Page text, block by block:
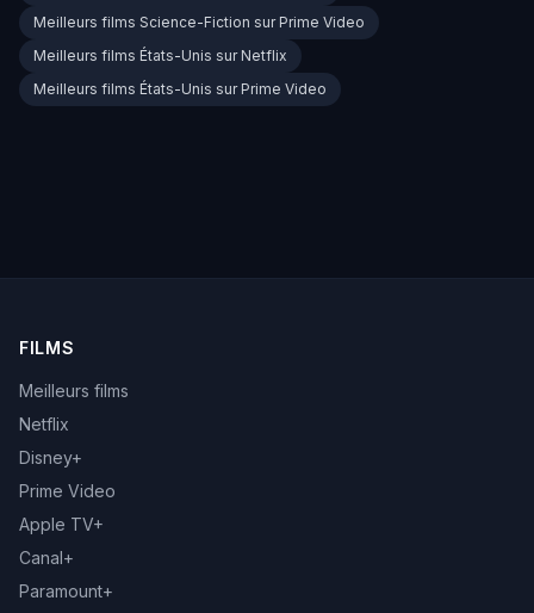
Meilleurs films Science-Fiction sur Prime Video
Meilleurs films États-Unis sur Netflix
Meilleurs films États-Unis sur Prime Video
FILMS
Meilleurs films
Netflix
Disney+
Prime Video
Apple TV+
Canal+
Paramount+